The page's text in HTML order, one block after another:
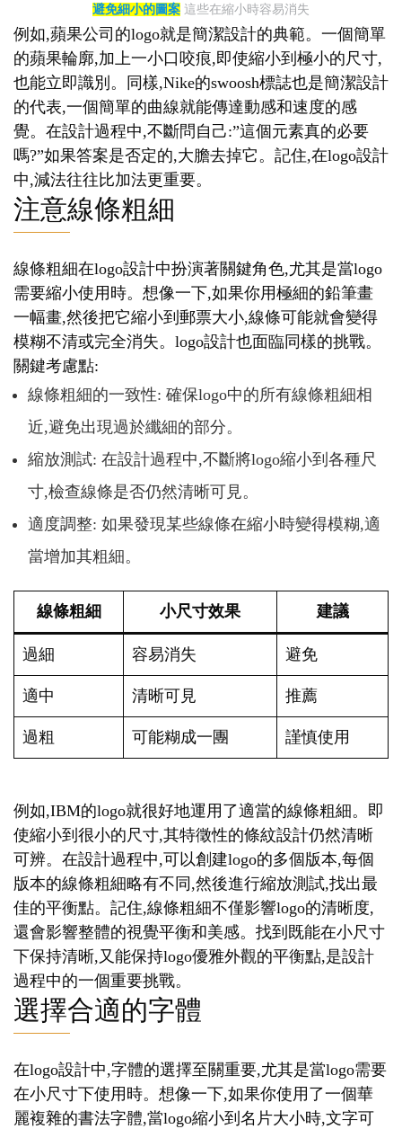
避免細小的圖案 這些在縮小時容易消失
例如,蘋果公司的logo就是簡潔設計的典範。一個簡單
的蘋果輪廓,加上一小口咬痕,即使縮小到極小的尺寸,
也能立即識別。同樣,Nike的swoosh標誌也是簡潔設計
的代表,一個簡單的曲線就能傳達動感和速度的感
覺。在設計過程中,不斷問自己:”這個元素真的必要
嗎?”如果答案是否定的,大膽去掉它。記住,在logo設計
中,減法往往比加法更重要。
注意線條粗細
線條粗細在logo設計中扮演著關鍵角色,尤其是當logo
需要縮小使用時。想像一下,如果你用極細的鉛筆畫
一幅畫,然後把它縮小到郵票大小,線條可能就會變得
模糊不清或完全消失。logo設計也面臨同樣的挑戰。
關鍵考慮點:
線條粗細的一致性: 確保logo中的所有線條粗細相
近,避免出現過於纖細的部分。
縮放測試: 在設計過程中,不斷將logo縮小到各種尺
寸,檢查線條是否仍然清晰可見。
適度調整: 如果發現某些線條在縮小時變得模糊,適
當增加其粗細。
線條粗細 小尺寸效果 建議
過細 容易消失 避免
適中 清晰可見 推薦
過粗 可能糊成一團 謹慎使用
例如,IBM的logo就很好地運用了適當的線條粗細。即
使縮小到很小的尺寸,其特徵性的條紋設計仍然清晰
可辨。在設計過程中,可以創建logo的多個版本,每個
版本的線條粗細略有不同,然後進行縮放測試,找出最
佳的平衡點。記住,線條粗細不僅影響logo的清晰度,
還會影響整體的視覺平衡和美感。找到既能在小尺寸
下保持清晰,又能保持logo優雅外觀的平衡點,是設計
過程中的一個重要挑戰。
選擇合適的字體
在logo設計中,字體的選擇至關重要,尤其是當logo需要
在小尺寸下使用時。想像一下,如果你使用了一個華
麗複雜的書法字體,當logo縮小到名片大小時,文字可